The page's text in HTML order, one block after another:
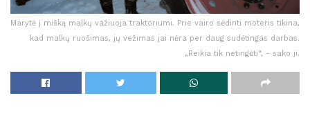
Marytė į mišką malkų važiuoja traktoriumi. Prie vairo sėdinti moteris tikina,
kad malkų ruošimas, jų vežimas jai nėra per daug sudėtingas darbas.
„Reikia tik netingėti“, - sako ji.